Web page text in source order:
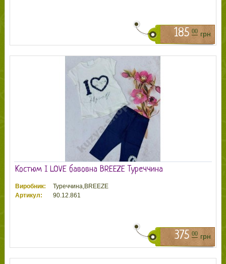
185 00 грн
Костюм I LOVE бавовна BREEZE Туреччина
Виробник:
Туреччина,BREEZE
Артикул:
90.12.861
375 00 грн